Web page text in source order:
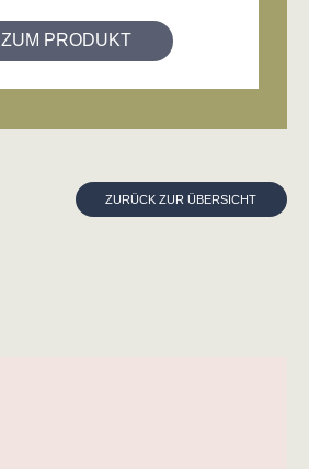
ZUM PRODUKT
ZURÜCK ZUR ÜBERSICHT